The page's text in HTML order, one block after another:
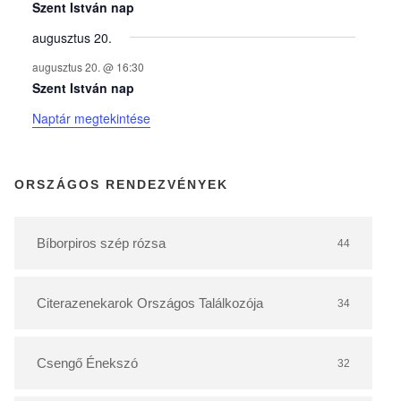
y
e
k
n
á
Szent István nap
augusztus 20.
augusztus 20. @ 16:30
Szent István nap
Naptár megtekintése
ORSZÁGOS RENDEZVÉNYEK
Bíborpiros szép rózsa 44
Citerazenekarok Országos Találkozója 34
Csengő Énekszó 32